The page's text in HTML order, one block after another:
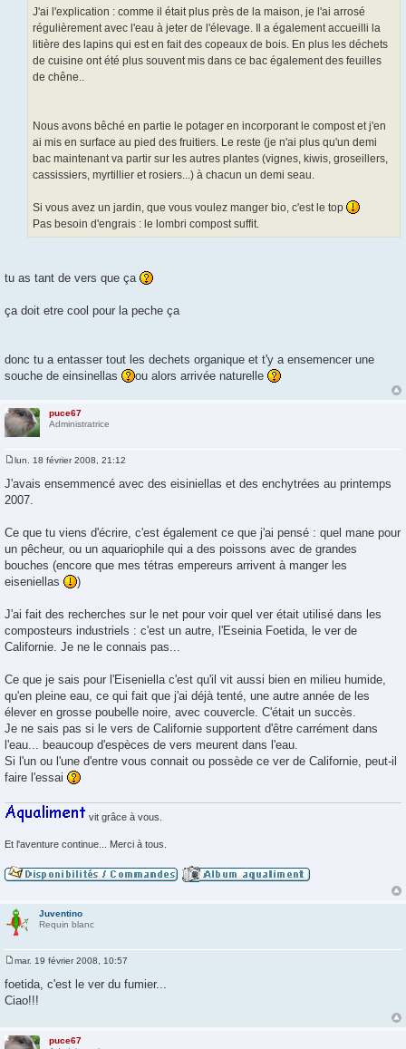
J'ai l'explication : comme il était plus près de la maison, je l'ai arrosé
régulièrement avec l'eau à jeter de l'élevage. Il a également accueilli la
litière des lapins qui est en fait des copeaux de bois. En plus les déchets
de cuisine ont été plus souvent mis dans ce bac également des feuilles
de chêne..
Nous avons bêché en partie le potager en incorporant le compost et j'en
ai mis en surface au pied des fruitiers. Le reste (je n'ai plus qu'un demi
bac maintenant va partir sur les autres plantes (vignes, kiwis, groseillers,
cassissiers, myrtillier et rosiers...) à chacun un demi seau.
Si vous avez un jardin, que vous voulez manger bio, c'est le top
Pas besoin d'engrais : le lombri compost suffit.
tu as tant de vers que ça
ça doit etre cool pour la peche ça
donc tu a entasser tout les dechets organique et t'y a ensemencer une
souche de einsinellas
ou alors arrivée naturelle
puce67
Administratrice
e
s
s
e
lun. 18 février 2008, 21:12
J'avais ensemmencé avec des eisiniellas et des enchytrées au printemps
2007.
Ce que tu viens d'écrire, c'est également ce que j'ai pensé : quel mane pour
un pêcheur, ou un aquariophile qui a des poissons avec de grandes
bouches (encore que mes tétras empereurs arrivent à manger les
eiseniellas
)
J'ai fait des recherches sur le net pour voir quel ver était utilisé dans les
composteurs industriels : c'est un autre, l'Eseinia Foetida, le ver de
Californie. Je ne le connais pas...
Ce que je sais pour l'Eiseniella c'est qu'il vit aussi bien en milieu humide,
qu'en pleine eau, ce qui fait que j'ai déjà tenté, une autre année de les
élever en grosse poubelle noire, avec couvercle. C'était un succès.
Je ne sais pas si le vers de Californie supportent d'être carrément dans
l'eau... beaucoup d'espèces de vers meurent dans l'eau.
Si l'un ou l'une d'entre vous connait ou possède ce ver de Californie, peut-il
faire l'essai
vit grâce à vous.
Et l'aventure continue... Merci à tous.
Juventino
Requin blanc
s
s
e
mar. 19 février 2008, 10:57
foetida, c'est le ver du fumier...
Ciao!!!
puce67